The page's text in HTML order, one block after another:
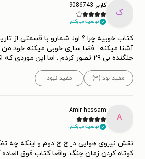
ک
کاربر 9086743
توصیه می‌کنم.
کتاب خوبیه چرا ؟ اولا شمارو با قسمتی از
آشنا میکنه . فضا سازی خوبی میکنه خود من
جنگنده بی ۲۹ تصور کردم . اما این موردی که اکثرا هم بهش
مفید بود (۳) مفید نبود
A
Amir hessam
توصیه می‌کنم.
نقش نیروی هوایی در ج ج دوم و اینکه چه
کوتاه کردن زمان جنگ. واقعا کتاب فوق العاده